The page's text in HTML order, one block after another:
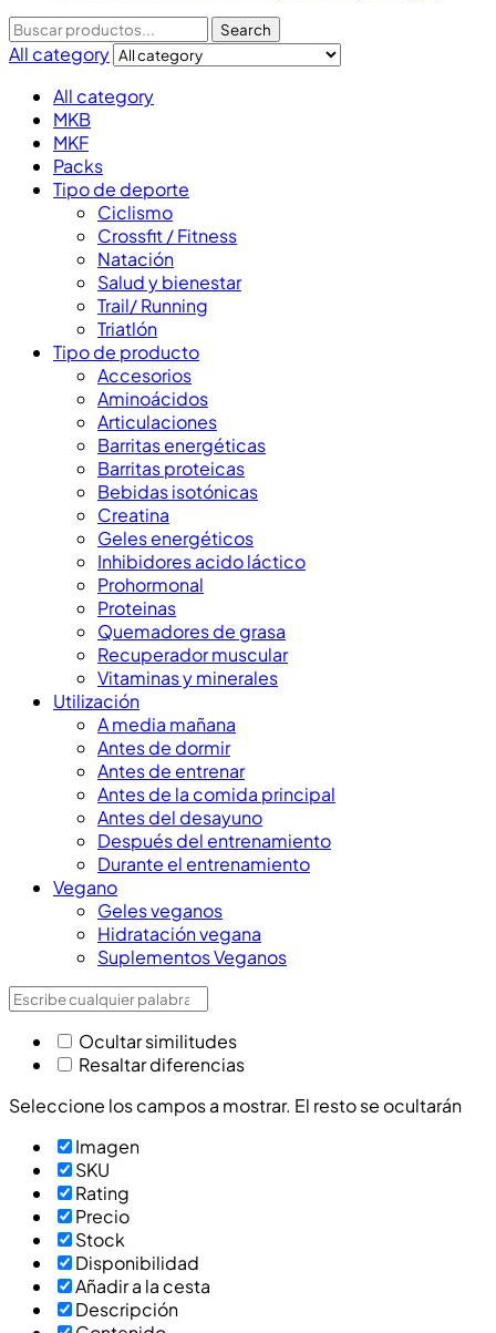
Search
All category
All category
MKB
MKF
Packs
Tipo de deporte
Ciclismo
Crossfit / Fitness
Natación
Salud y bienestar
Trail/ Running
Triatlón
Tipo de producto
Accesorios
Aminoácidos
Articulaciones
Barritas energéticas
Barritas proteicas
Bebidas isotónicas
Creatina
Geles energéticos
Inhibidores acido láctico
Prohormonal
Proteinas
Quemadores de grasa
Recuperador muscular
Vitaminas y minerales
Utilización
A media mañana
Antes de dormir
Antes de entrenar
Antes de la comida principal
Antes del desayuno
Después del entrenamiento
Durante el entrenamiento
Vegano
Geles veganos
Hidratación vegana
Suplementos Veganos
Ocultar similitudes
Resaltar diferencias
Seleccione los campos a mostrar. El resto se ocultarán
Imagen
SKU
Rating
Precio
Stock
Disponibilidad
Añadir a la cesta
Descripción